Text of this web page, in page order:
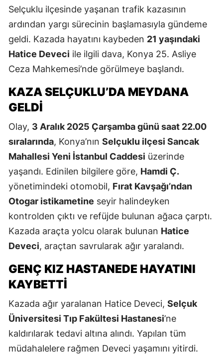
Selçuklu ilçesinde yaşanan trafik kazasının
ardından yargı sürecinin başlamasıyla gündeme
geldi. Kazada hayatını kaybeden 21 yaşındaki
Hatice Deveci ile ilgili dava, Konya 25. Asliye
Ceza Mahkemesi’nde görülmeye başlandı.
KAZA SELÇUKLU’DA MEYDANA
GELDI
Olay, 3 Aralık 2025 Çarşamba günü saat 22.00
sıralarında, Konya’nın Selçuklu ilçesi Sancak
Mahallesi Yeni İstanbul Caddesi üzerinde
yaşandı. Edinilen bilgilere göre, Hamdi Ç.
yönetimindeki otomobil, Fırat Kavşağı’ndan
Otogar istikametine seyir halindeyken
kontrolden çıktı ve refüjde bulunan ağaca çarptı.
Kazada araçta yolcu olarak bulunan Hatice
Deveci, araçtan savrularak ağır yaralandı.
GENÇ KIZ HASTANEDE HAYATINI
KAYBETTI
Kazada ağır yaralanan Hatice Deveci, Selçuk
Üniversitesi Tıp Fakültesi Hastanesi’ne
kaldırılarak tedavi altına alındı. Yapılan tüm
müdahalelere rağmen Deveci yaşamını yitirdi.